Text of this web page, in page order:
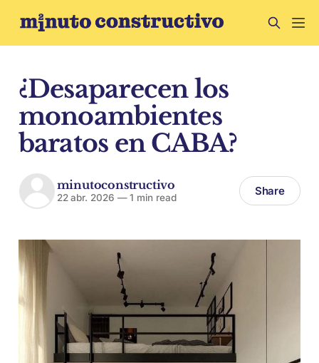
¿Desaparecen los
monoambientes
baratos en CABA?
minutoconstructivo
22 abr. 2026 —1 min read Share